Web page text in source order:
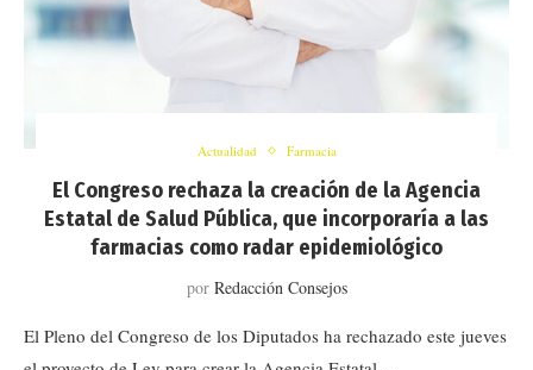
Actualidad Farmacia
El Congreso rechaza la creación de la Agencia
Estatal de Salud Pública, que incorporaría a las
farmacias como radar epidemiológico
por Redacción Consejos
El Pleno del Congreso de los Diputados ha rechazado este jueves